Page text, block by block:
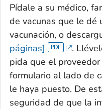
Pídale a su médico,
de vacunas que le dé
vacunación, o
páginas]
.
pida que el
formulario al lado de
le haya puesto. De
seguridad de que la